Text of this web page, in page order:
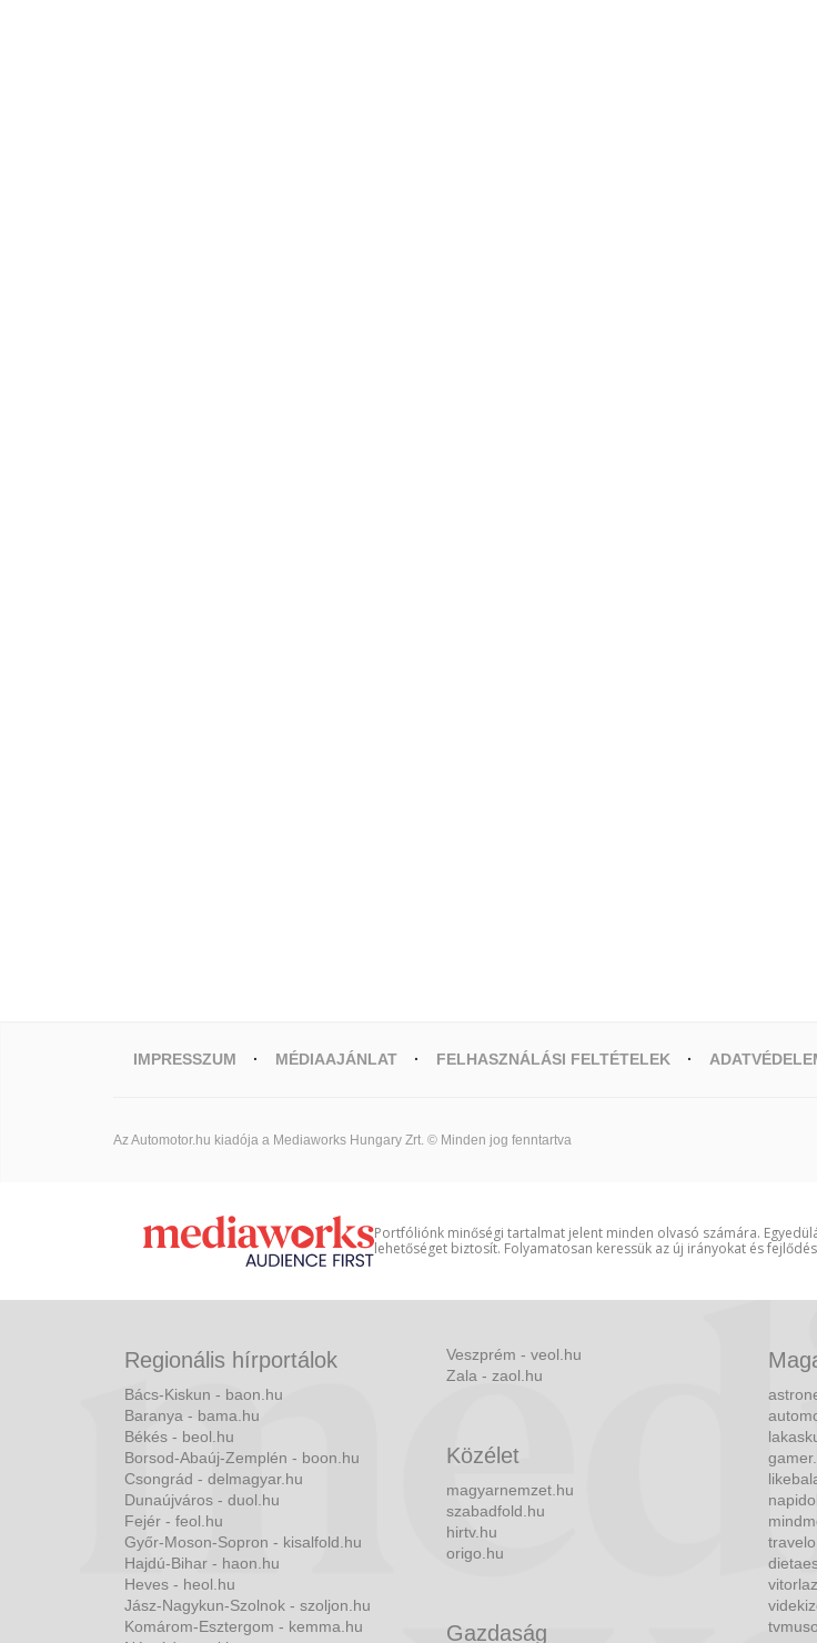
IMPRESSZUM MÉDIAAJÁNLAT FELHASZNÁLÁSI FELTÉTELEK
Az Automotor.hu kiadója a Mediaworks Hungary Zrt. © Minden jog fenntartva
Portfóliónk minőségi tartalmat jelent minden olvasó számára.
lehetőséget biztosít. Folyamatosan keressük az új irányokat és
Regionális hírportálok
Bács-Kiskun - baon.hu
Baranya - bama.hu
Békés - beol.hu
Borsod-Abaúj-Zemplén - boon.hu
Csongrád - delmagyar.hu
Dunaújváros - duol.hu
Fejér - feol.hu
Győr-Moson-Sopron - kisalfold.hu
Hajdú-Bihar - haon.hu
Heves - heol.hu
Jász-Nagykun-Szolnok - szoljon.hu
Komárom-Esztergom - kemma.hu
Veszprém - veol.hu
Zala - zaol.hu
Közélet
magyarnemzet.hu
szabadfold.hu
hirtv.hu
origo.hu
Gazdaság